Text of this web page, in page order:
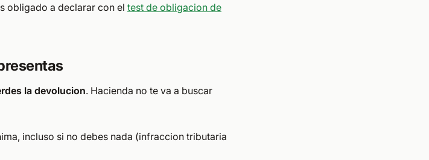
obligado a declarar con el test de obligacion de
la devolucion. Hacienda no te va a buscar
incluso si no debes nada (infraccion tributaria